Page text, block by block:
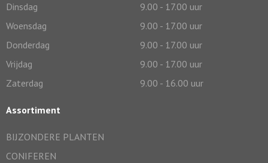
Dinsdag
9.00 - 17.00 uur
Woensdag
9.00 - 17.00 uur
Donderdag
9.00 - 17.00 uur
Vrijdag
9.00 - 17.00 uur
Zaterdag
9.00 - 16.00 uur
Assortiment
BIJZONDERE PLANTEN
CONIFEREN